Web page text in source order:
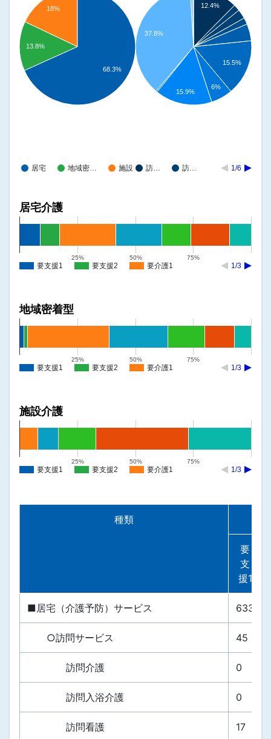
居宅 地域密… 施設
18%
13.8%
68.3%
訪… 訪… 1/6
12.4%
15.5%
6%
37.8%
15.9%
居宅介護
要支援1 要支援2 要介護1 1/3
25% 50% 75%
地域密着型
要支援1 要支援2 要介護1 1/3
25% 50% 75%
施設介護
要支援1 要支援2 要介護1 1/3
25% 50% 75%
種類
要
支
援1
■居宅（介護予防）サービス 633
○訪問サービス 45
訪問介護 0
訪問入浴介護 0
訪問看護 17